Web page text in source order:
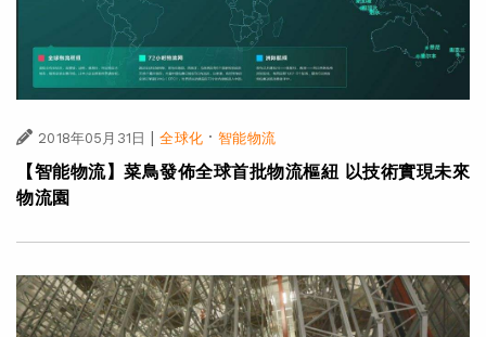
2018年05月31日 全球化·智能物流
【智能物流】菜鳥發佈全球首批物流樞紐 以技術實現未來
物流園